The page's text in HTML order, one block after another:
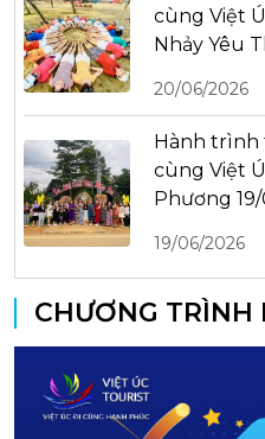
cùng Việt
Nhảy Yêu
20/06/2026
Hành trình
cùng Việt
Phương
19/06/2026
CHƯƠNG TRÌNH